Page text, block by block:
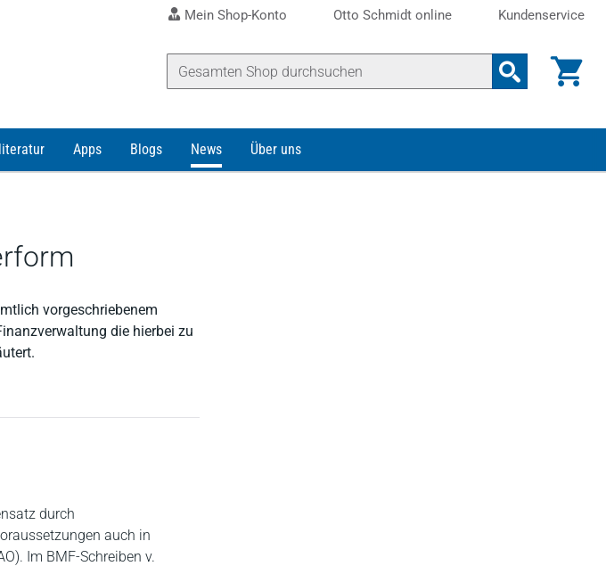
Mein Shop-Konto Otto Schmidt online Kundenservice
Apps Blogs News Über uns
vorgeschriebenem
die hierbei zu
durch
auch in
Im BMF-Schreiben v.